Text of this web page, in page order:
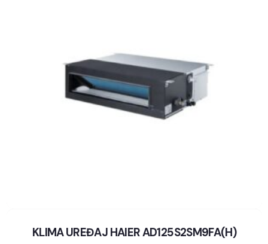
KLIMA UREĐAJ HAIER AD125S2SM9FA(H)